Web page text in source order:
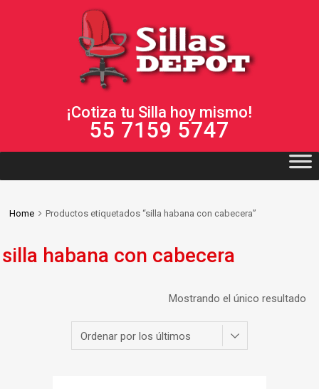
¡Cotiza tu Silla hoy mismo!
55 7159 5747
Home Productos etiquetados “silla habana con cabecera”
silla habana con cabecera
Mostrando el único resultado